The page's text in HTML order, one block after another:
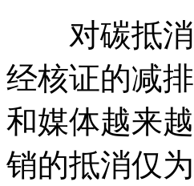
对碳抵消
经核证的减
和媒体越来
销的抵消仅